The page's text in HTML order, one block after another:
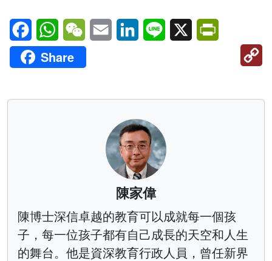
FacebookWhatsAppWeChatEmail LinkedInLine X
Share
陳家偉
陳博士深信卓越的教育可以成就每一個孩
子，每一位孩子都有自己成長的天空和人生
的舞台。他是資深教育行政人員，曾任新界